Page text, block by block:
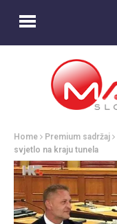
Home Premium sadržaj
svjetlo na kraju tunela